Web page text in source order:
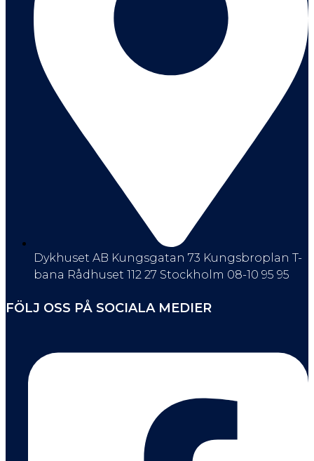
Dykhuset AB Kungsgatan 73 Kungsbroplan T-
bana Rådhuset 112 27 Stockholm 08-10 95 95
FÖLJ OSS PÅ SOCIALA MEDIER